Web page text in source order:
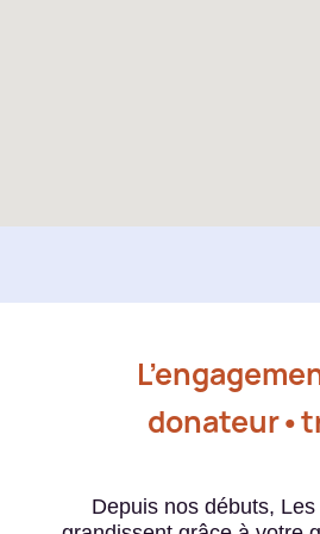
Depuis nos débuts,